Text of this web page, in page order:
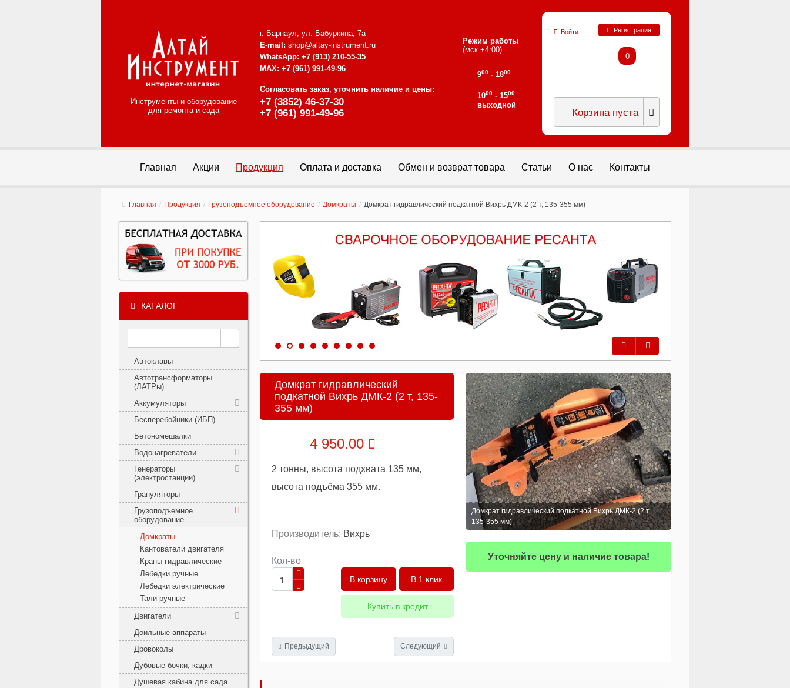
Инструменты и оборудование
для ремонта и сада
г. Барнаул, ул. Бабуркина, 7а
E-mail: shop@altay-instrument.ru
WhatsApp: +7 (913) 210-55-35
MAX: +7 (961) 991-49-96
Согласовать заказ, уточнить наличие и цены:
+7 (3852) 46-37-30
+7 (961) 991-49-96
Режим работы
(мск +4:00)
900 - 1800
1000 - 1500
выходной
Войти Регистрация
0
Корзина пуста
Главная Акции Продукция Оплата и доставка Обмен и возврат товара Статьи О нас Контакты
Главная / Продукция / Грузоподъемное оборудование / Домкраты / Домкрат гидравлический подкатной Вихрь ДМК-2 (2 т, 135-355 мм)
КАТАЛОГ
Автоклавы
Автотрансформаторы
(ЛАТРы)
Аккумуляторы
Бесперебойники (ИБП)
Бетономешалки
Водонагреватели
Генераторы
(электростанции)
Грануляторы
Грузоподъемное
оборудование
Домкраты
Кантователи двигателя
Краны гидравлические
Лебедки ручные
Лебедки электрические
Тали ручные
Двигатели
Доильные аппараты
Дровоколы
Дубовые бочки, кадки
Душевая кабина для сада
Предыдущий
Следующий
Домкрат гидравлический
подкатной Вихрь ДМК-2 (2 т, 135-
355 мм)
4 950.00
2 тонны, высота подхвата 135 мм,
высота подъёма 355 мм.
Производитель: Вихрь
Кол-во
В 1 клик
Купить в кредит
Предыдущий Следующий
Домкрат гидравлический подкатной Вихрь ДМК-2 (2 т,
135-355 мм)
Уточняйте цену и наличие товара!